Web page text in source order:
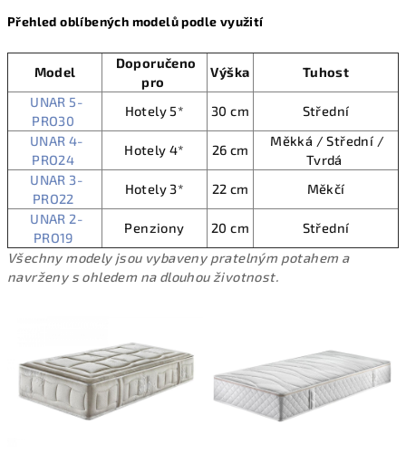
Přehled oblíbených modelů podle využití
Model
Doporučeno
pro
Výška
Tuhost
UNAR 5-
PRO30
Hotely 5* 30 cm
Střední
UNAR 4-
PRO24
Hotely 4* 26 cm
Měkká / Střední /
Tvrdá
UNAR 3-
PRO22
Hotely 3* 22 cm
Měkčí
UNAR 2-
PRO19
Penziony 20 cm
Střední
Všechny modely jsou vybaveny pratelným potahem a
navrženy s ohledem na dlouhou životnost.